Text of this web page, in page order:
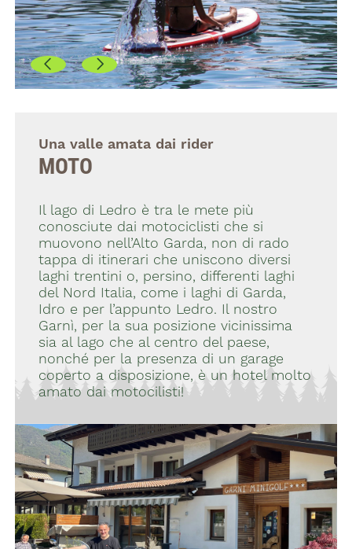
Una valle amata dai rider
MOTO
Il lago di Ledro è tra le mete più
conosciute dai motociclisti che si
muovono nell’Alto Garda, non di rado
tappa di itinerari che uniscono diversi
laghi trentini o, persino, differenti laghi
del Nord Italia, come i laghi di Garda,
Idro e per l’appunto Ledro. Il nostro
Garnì, per la sua posizione vicinissima
sia al lago che al centro del paese,
nonché per la presenza di un garage
coperto a disposizione, è un hotel molto
amato dai motocilisti!